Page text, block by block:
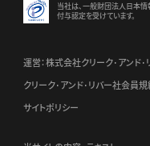
当社は、一般財団法人日本情
付与認定を受けています。
運営：株式会社クリーク･アンド･
クリーク･アンド･リバー社会員
サイトポリシー